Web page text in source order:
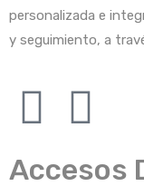
personalizada e
y seguimiento, a
Accesos